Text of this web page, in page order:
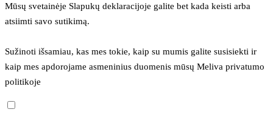
Mūsų svetainėje Slapukų deklaracijoje galite bet kada keisti arba
atsiimti savo sutikimą.
Sužinoti išsamiau, kas mes tokie, kaip su mumis galite susisiekti ir
kaip mes apdorojame asmeninius duomenis mūsų Meliva privatumo
politikoje